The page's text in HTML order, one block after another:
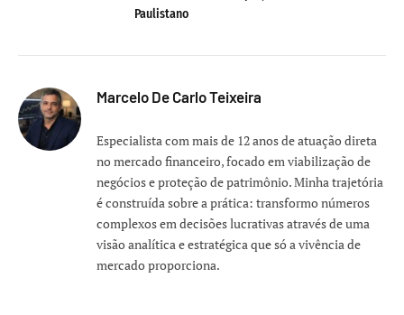
Paulistano
Marcelo De Carlo Teixeira
Especialista com mais de 12 anos de atuação direta
no mercado financeiro, focado em viabilização de
negócios e proteção de patrimônio. Minha trajetória
é construída sobre a prática: transformo números
complexos em decisões lucrativas através de uma
visão analítica e estratégica que só a vivência de
mercado proporciona.